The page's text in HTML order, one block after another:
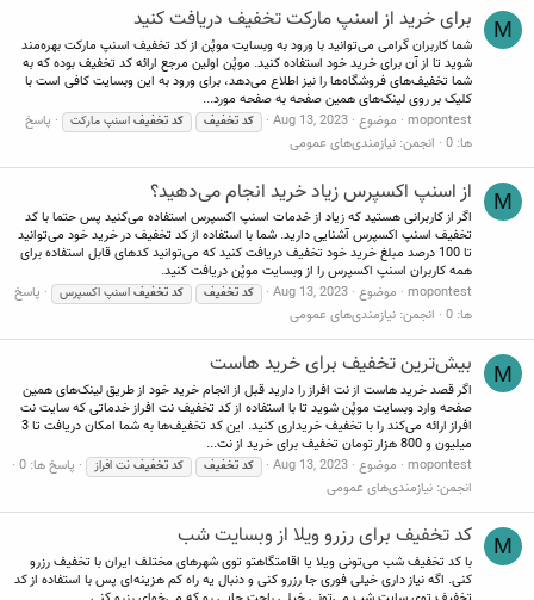
M برای خرید از اسنپ مارکت تخفیف دریافت کنید
شما کاربران گرامی می‌توانید با ورود به وبسایت موپُن از کد تخفیف اسنپ مارکت بهره‌مند
شوید تا از آن برای خرید خود استفاده کنید. موپُن اولین مرجع ارائه کد تخفیف بوده که به
شما تخفیف‌های فروشگاه‌ها را نیز اطلاع می‌دهد، برای ورود به این وبسایت کافی است با
کلیک بر روی لینک‌های همین صفحه به صفحه مورد...
mopontest موضوع Aug 13, 2023 کد تخفیف کد تخفیف اسنپ مارکت
پاسخ
ها: 0
انجمن: نیازمندی‌های عمومی
M از اسنپ اکسپرس زیاد خرید انجام می‌دهید؟
اگر از کاربرانی هستید که زیاد از خدمات اسنپ اکسپرس استفاده می‌کنید پس حتما با کد
تخفیف اسنپ اکسپرس آشنایی دارید. شما با استفاده از کد تخفیف در خرید خود می‌توانید
تا 100 درصد مبلغ خرید خود تخفیف دریافت کنید که می‌توانید کدهای قابل استفاده برای
همه کاربران اسنپ اکسپرس را از وبسایت موپُن دریافت کنید.
mopontest موضوع Aug 13, 2023 کد تخفیف کد تخفیف اسنپ اکسپرس
پاسخ
ها: 0
انجمن: نیازمندی‌های عمومی
M بیش‌ترین تخفیف برای خرید هاست
اگر قصد خرید هاست از نت افراز را دارید قبل از انجام خرید خود از طریق لینک‌های همین
صفحه وارد وبسایت موپُن شوید تا با استفاده از کد تخفیف نت افراز خدماتی که سایت نت
افراز ارائه می‌کند را با تخفیف خریداری کنید. این کد تخفیف‌ها به شما امکان دریافت تا 3
میلیون و 800 هزار تومان تخفیف برای خرید از نت...
mopontest موضوع Aug 13, 2023 کد تخفیف کد تخفیف نت افراز
پاسخ ها: 0
انجمن: نیازمندی‌های عمومی
M کد تخفیف برای رزرو ویلا از وبسایت شب
با کد تخفیف شب می‌‌تونی ویلا یا اقامتگاهتو توی شهرهای مختلف ایران با تخفیف رزرو
کنی. اگه نیاز داری خیلی فوری جا رزرو کنی و دنبال یه راه کم هزینه‌ای پس با استفاده از کد